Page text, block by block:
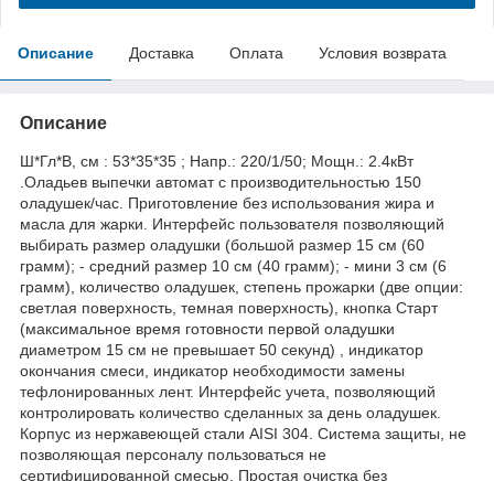
Описание Доставка Оплата Условия возврата
Описание
Ш*Гл*В, см : 53*35*35 ; Напр.: 220/1/50; Мощн.: 2.4кВт
.Оладьев выпечки автомат с производительностью 150
оладушек/час. Приготовление без использования жира и
масла для жарки. Интерфейс пользователя позволяющий
выбирать размер оладушки (большой размер 15 см (60
грамм); - средний размер 10 см (40 грамм); - мини 3 см (6
грамм), количество оладушек, степень прожарки (две опции:
светлая поверхность, темная поверхность), кнопка Старт
(максимальное время готовности первой оладушки
диаметром 15 см не превышает 50 секунд) , индикатор
окончания смеси, индикатор необходимости замены
тефлонированных лент. Интерфейс учета, позволяющий
контролировать количество сделанных за день оладушек.
Корпус из нержавеющей стали AISI 304. Система защиты, не
позволяющая персоналу пользоваться не
сертифицированной смесью. Простая очистка без